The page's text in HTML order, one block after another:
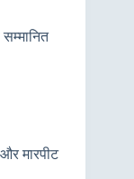
मारपीट